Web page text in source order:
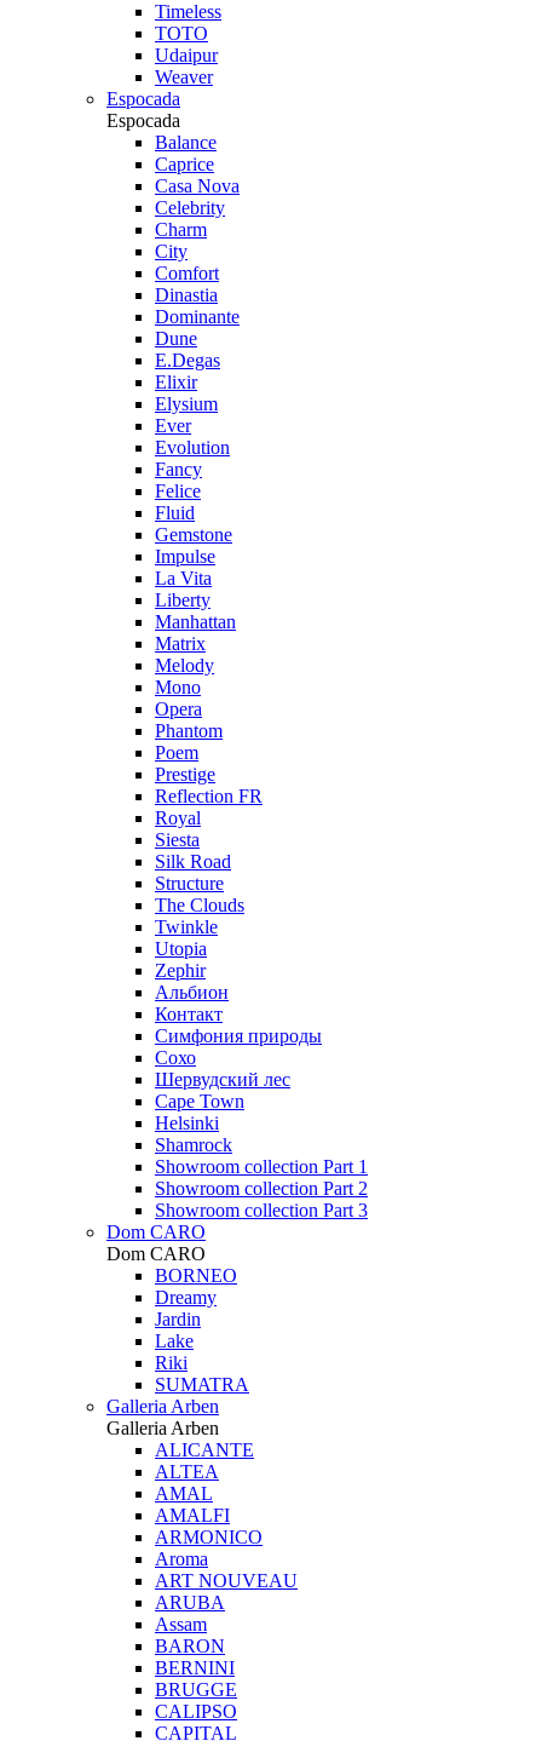
Timeless
TOTO
Udaipur
Weaver
Espocada
Espocada
Balance
Caprice
Casa Nova
Celebrity
Charm
City
Comfort
Dinastia
Dominante
Dune
E.Degas
Elixir
Elysium
Ever
Evolution
Fancy
Felice
Fluid
Gemstone
Impulse
La Vita
Liberty
Manhattan
Matrix
Melody
Mono
Opera
Phantom
Poem
Prestige
Reflection FR
Royal
Siesta
Silk Road
Structure
The Clouds
Twinkle
Utopia
Zephir
Альбион
Контакт
Симфония природы
Сохо
Шервудский лес
Cape Town
Helsinki
Shamrock
Showroom collection Part 1
Showroom collection Part 2
Showroom collection Part 3
Dom CARO
Dom CARO
BORNEO
Dreamy
Jardin
Lake
Riki
SUMATRA
Galleria Arben
Galleria Arben
ALICANTE
ALTEA
AMAL
AMALFI
ARMONICO
Aroma
ART NOUVEAU
ARUBA
Assam
BARON
BERNINI
BRUGGE
CALIPSO
CAPITAL